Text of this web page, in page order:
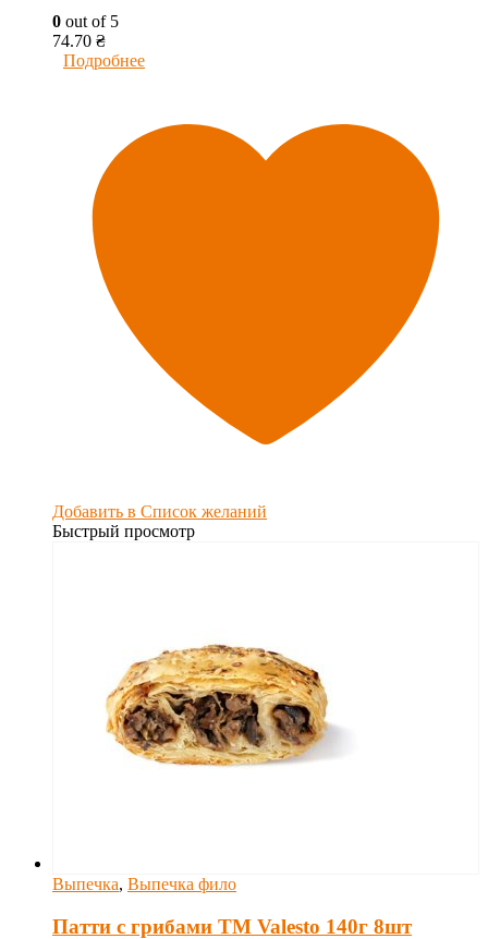
0 out of 5
74.70 ₴
Подробнее
Добавить в Список желаний
Быстрый просмотр
Выпечка, Выпечка фило
Патти с грибами TM Valesto 140г 8шт